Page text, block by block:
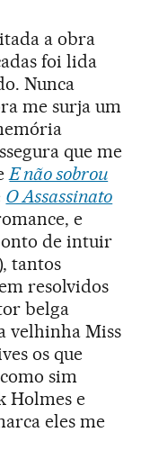
a obra
foi lida
Nunca
me surja um
que me
E não sobrou
O Assassinato
e
de intuir
tantos
resolvidos
belga
velhinha Miss
os que
sim
Holmes e
eles me